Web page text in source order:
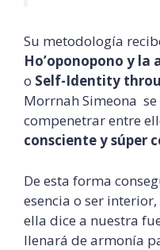
Su metodología
Ho’oponopono y
o Self-Identity
Morrnah Simeona
compenetrar entre
consciente y súper
De esta forma
esencia o ser
ella dice a nuestra
llenará de armonía